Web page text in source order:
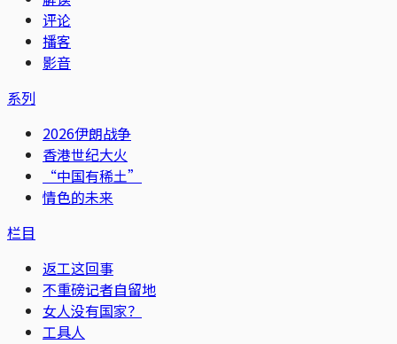
评论
播客
影音
系列
2026伊朗战争
香港世纪大火
“中国有稀土”
情色的未来
栏目
返工这回事
不重磅记者自留地
女人没有国家？
工具人